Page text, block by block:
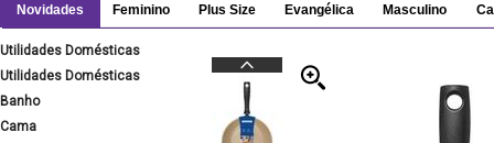
Novidades Feminino Plus Size Evangélica Masculino
Utilidades Domésticas
Utilidades Domésticas
Banho
Cama